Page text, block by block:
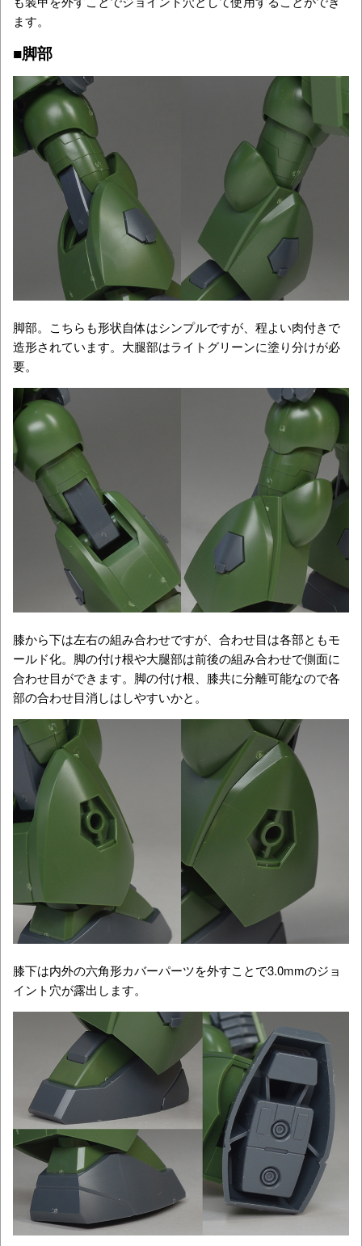
ます。
■脚部
脚部。こちらも形状自体はシンプルですが、程よい肉付きで
造形されています。大腿部はライトグリーンに塗り分けが必
要。
膝から下は左右の組み合わせですが、合わせ目は各部ともモ
ールド化。脚の付け根や大腿部は前後の組み合わせで側面に
合わせ目ができます。脚の付け根、膝共に分離可能なので各
部の合わせ目消しはしやすいかと。
膝下は内外の六角形カバーパーツを外すことで3.0mmのジョ
イント穴が露出します。